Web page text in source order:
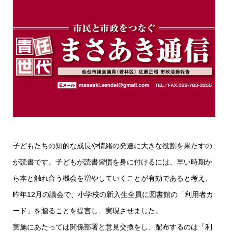
子どもたちの知的な成長や情緒の発達に大きな役割を果たすの
が読書です。子どもが読書習慣を身に付けるには、早い時期か
ら本と触れ合う機会を増やしていくことが有効であると考え、
昨年12月の議会で、小学校の新入生全員に図書館の「利用者カ
ード」を贈ることを提言し、実現させました。
実施にあたっては関係部署と意見交換をし、配布するのは「利